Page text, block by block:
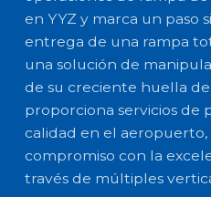
en YYZ y marca un paso
entrega de una rampa
una solución de
de su creciente huella
proporciona servicios de
calidad en el
compromiso con la
través de múltiples